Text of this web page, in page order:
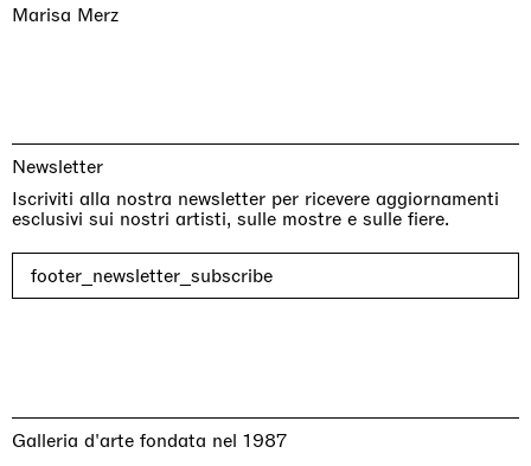
Marisa Merz
Newsletter
Iscriviti alla nostra newsletter per ricevere aggiornamenti
esclusivi sui nostri artisti, sulle mostre e sulle fiere.
footer_newsletter_subscribe
Galleria d'arte fondata nel 1987